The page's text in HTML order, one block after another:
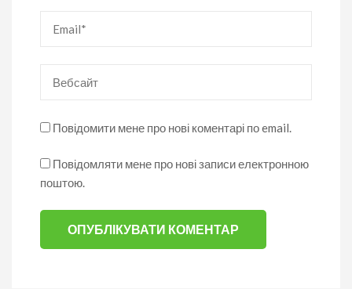
Повідомити мене про нові коментарі по email.
Повідомляти мене про нові записи електронною
поштою.